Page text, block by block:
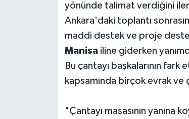
yönünde talimat verdiğini
Ankara'daki toplantı
maddi destek ve proje
Manisailine giderken
Bu çantayı başkalarının
kapsamında birçok evrak ve
"Çantayı masasının yanına